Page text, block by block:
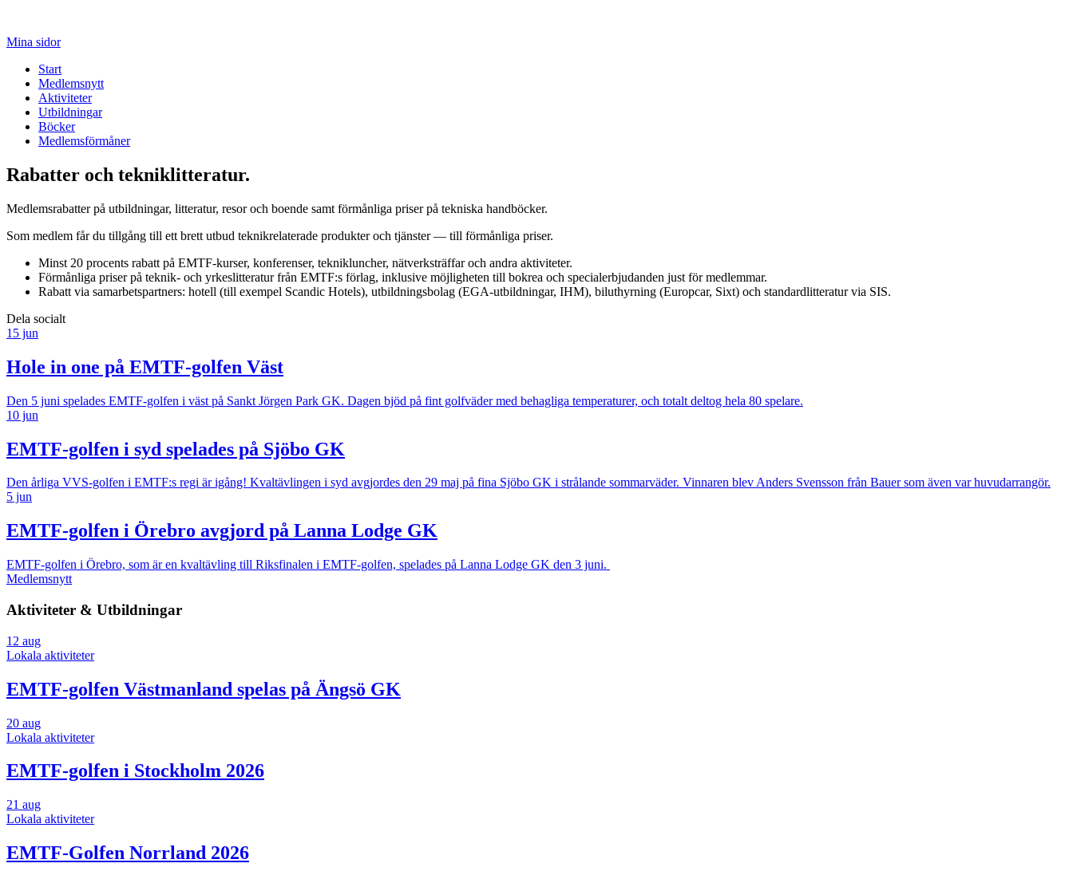
Mina sidor
Start
Medlemsnytt
Aktiviteter
Utbildningar
Böcker
Medlemsförmåner
Rabatter och tekniklitteratur.
Medlemsrabatter på utbildningar, litteratur, resor och boende samt förmånliga priser på tekniska handböcker.
Som medlem får du tillgång till ett brett utbud teknikrelaterade produkter och tjänster — till förmånliga priser.
Minst 20 procents rabatt på EMTF-kurser, konferenser, teknikluncher, nätverksträffar och andra aktiviteter.
Förmånliga priser på teknik- och yrkeslitteratur från EMTF:s förlag, inklusive möjligheten till bokrea och specialerbjudanden just för medlemmar.
Rabatt via samarbetspartners: hotell (till exempel Scandic Hotels), utbildningsbolag (EGA-utbildningar, IHM), biluthyrning (Europcar, Sixt) och standardlitteratur via SIS.
Dela socialt
15 jun
Hole in one på EMTF-golfen Väst
Den 5 juni spelades EMTF-golfen i väst på Sankt Jörgen Park GK. Dagen bjöd på fint golfväder med behagliga temperaturer, och totalt deltog hela 80 spelare.
10 jun
EMTF-golfen i syd spelades på Sjöbo GK
Den årliga VVS-golfen i EMTF:s regi är igång! Kvaltävlingen i syd avgjordes den 29 maj på fina Sjöbo GK i strålande sommarväder. Vinnaren blev Anders Svensson från Bauer som även var huvudarrangör.
5 jun
EMTF-golfen i Örebro avgjord på Lanna Lodge GK
EMTF-golfen i Örebro, som är en kvaltävling till Riksfinalen i EMTF-golfen, spelades på Lanna Lodge GK den 3 juni.
Medlemsnytt
Aktiviteter & Utbildningar
12 aug
Lokala aktiviteter
EMTF-golfen Västmanland spelas på Ängsö GK
20 aug
Lokala aktiviteter
EMTF-golfen i Stockholm 2026
21 aug
Lokala aktiviteter
EMTF-Golfen Norrland 2026